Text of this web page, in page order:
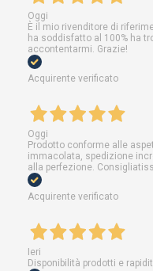
Oggi
È il mio rivenditore di
ha soddisfatto al 100% ha
accontentarmi. Grazie!
Acquirente verificato
Oggi
Prodotto conforme alle
immacolata, spedizione
alla perfezione.
Acquirente verificato
Ieri
Disponibilità prodotti e